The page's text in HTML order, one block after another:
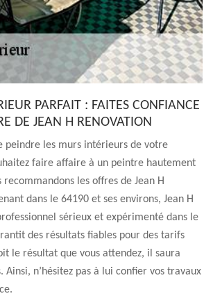
PARFAIT : FAITES CONFIANCE
DE JEAN H RENOVATION
peindre les murs intérieurs de votre
faire affaire à un peintre hautement
recommandons les offres de Jean H
dans le 64190 et ses environs, Jean H
sérieux et expérimenté dans le
des résultats fiables pour des tarifs
le résultat que vous attendez, il saura
Ainsi, n’hésitez pas à lui confier vos travaux